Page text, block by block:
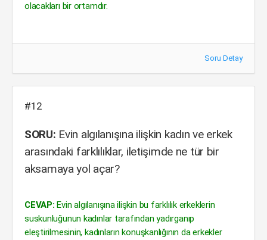
olacakları bir ortamdır.
Soru Detay
#12
SORU: Evin algılanışına ilişkin kadın ve erkek
arasındaki farklılıklar, iletişimde ne tür bir
aksamaya yol açar?
CEVAP: Evin algılanışına ilişkin bu farklılık erkeklerin
suskunluğunun kadınlar tarafından yadırganıp
eleştirilmesinin, kadınların konuşkanlığının da erkekler